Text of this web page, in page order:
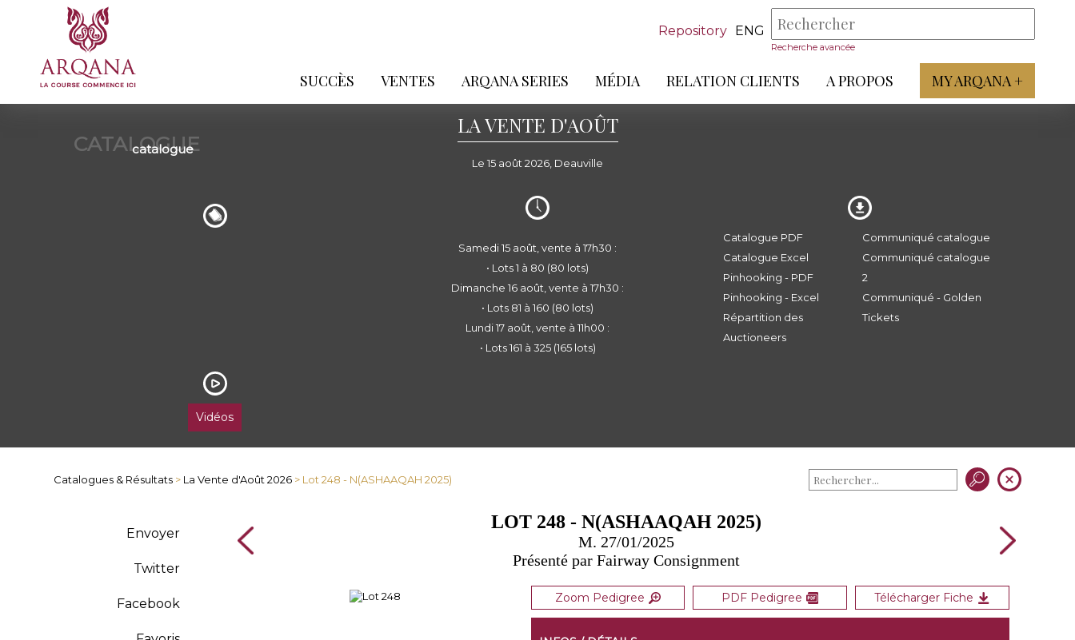
Repository ENG
Recherche avancée
SUCCÈS VENTES ARQANA SERIES MÉDIA RELATION CLIENTS A PROPOS MY ARQANA +
CATALOGUE
catalogue
LA VENTE D'AOÛT
Le 15 août 2026, Deauville
Vidéos
Samedi 15 août, vente à 17h30 :
• Lots 1 à 80 (80 lots)
Dimanche 16 août, vente à 17h30 :
• Lots 81 à 160 (80 lots)
Lundi 17 août, vente à 11h00 :
• Lots 161 à 325 (165 lots)
Catalogue PDF
Catalogue Excel
Pinhooking - PDF
Pinhooking - Excel
Répartition des
Auctioneers
Communiqué catalogue
Communiqué catalogue
2
Communiqué - Golden
Tickets
Catalogues & Résultats > La Vente d'Août 2026 > Lot 248 - N(ASHAAQAH 2025)
Envoyer
Twitter
Facebook
LOT 248 - N(ASHAAQAH 2025)
M. 27/01/2025
Présenté par Fairway Consignment
Zoom Pedigree PDF Pedigree Télécharger Fiche